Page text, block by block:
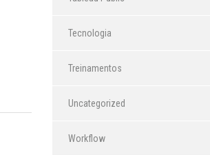
Tecnologia
Treinamentos
Uncategorized
Workflow